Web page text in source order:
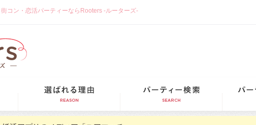
コン・恋活パーティーならRooters -ルーターズ-